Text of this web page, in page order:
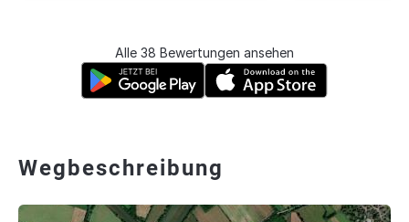
Alle 38 Bewertungen ansehen
Wegbeschreibung